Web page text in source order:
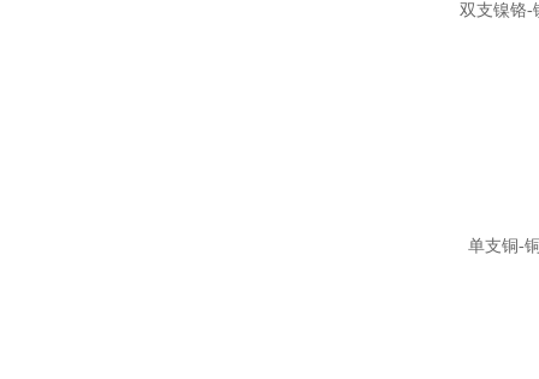
双支镍铬-
单支铜-